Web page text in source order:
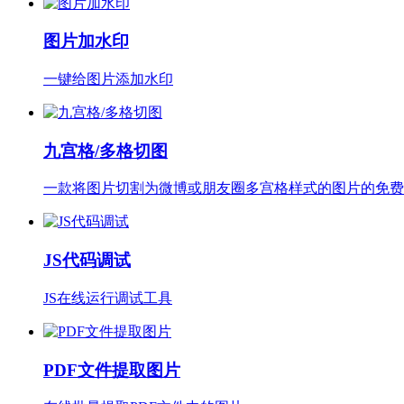
图片加水印
一键给图片添加水印
九宫格/多格切图
一款将图片切割为微博或朋友圈多宫格样式的图片的免
JS代码调试
JS在线运行调试工具
PDF文件提取图片